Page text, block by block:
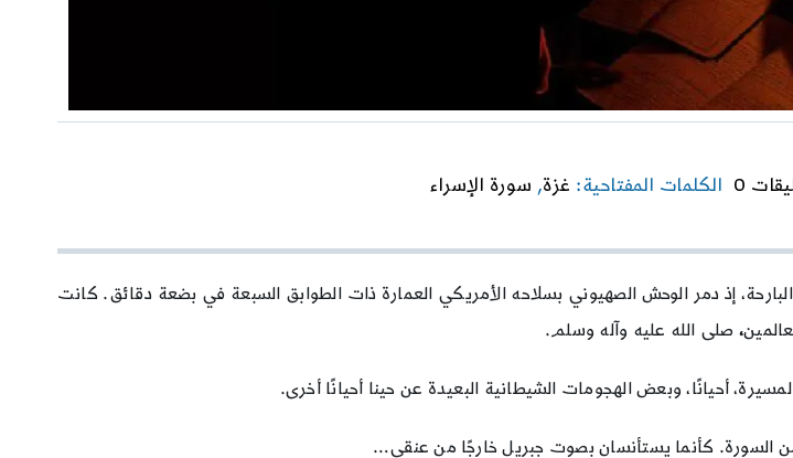
0
on
مليكة
غزة
الإسراء
الحلقة
الأولى
الكلمات المفتاحية: غزة, سورة الإسراء
إذ دمر الوحش الصهيوني بسلاحه الأمريكي العمارة ذات الطوابق السبعة في بضعة دقائق. كانت
، صلى الله عليه وآله وسلم.
أحيانًا، وبعض الهجومات الشيطانية البعيدة عن حينا أحيانًا أخرى.
السورة. كأنما يستأنسان بصوت جبريل خارجًا من عنقي…